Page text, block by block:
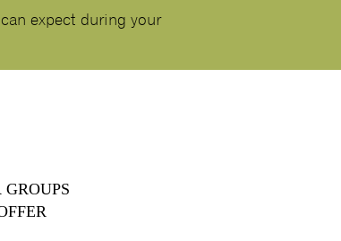
expect during your